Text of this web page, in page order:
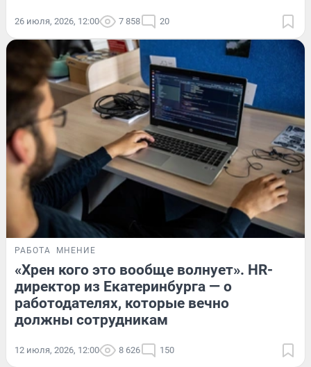
26 июля, 2026, 12:00 7 858 20
РАБОТА МНЕНИЕ
«Хрен кого это вообще волнует». HR-
директор из Екатеринбурга — о
работодателях, которые вечно
должны сотрудникам
12 июля, 2026, 12:00 8 626 150